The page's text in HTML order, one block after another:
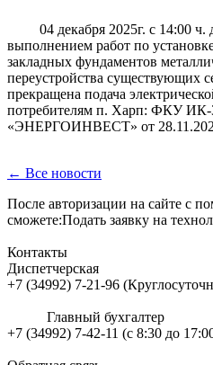
04 декабря 2025г. с 14:00 ч.
выполнением работ по
закладных фундаментов
переустройства существующих
прекращена подача
потребителям п. Харп: ФКУ
«ЭНЕРГОИНВЕСТ» от
← Все новости
После авторизации на сайте с
сможете:Подать заявку на
Контакты
Диспетчерская
+7 (34992) 7-21-96
Главный бухгалтер
+7 (34992) 7-42-11 (с 8:30 до